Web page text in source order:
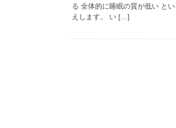
る 全体的に睡眠の質が低い と
えします。 い […]